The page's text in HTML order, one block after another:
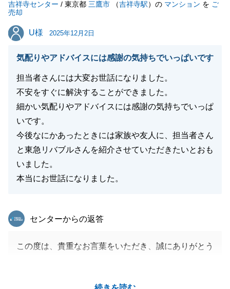
弊社からの要望も多い中で、最初から最後まで多大な
るご協力をいただき、本当にありがとうございまし
た。
ら、いつでもお気軽にご相談ください。
よろしくお願い申し上げます。
吉祥寺センター / 東京都 三鷹市 （吉祥寺駅）の マンション を ご
売却
U様
U様 2025年12月2日
気配りやアドバイスには感謝の気持ちでいっぱいです
担当者さんには大変お世話になりました。
不安をすぐに解決することができました。
細かい気配りやアドバイスには感謝の気持ちでいっぱ
いです。
今後なにかあったときには家族や友人に、担当者さん
と東急リバブルさんを紹介させていただきたいとおも
いました。
本当にお世話になりました。
東急リバブル
センターからの返答
この度は、貴重なお言葉をいただき、誠にありがとう